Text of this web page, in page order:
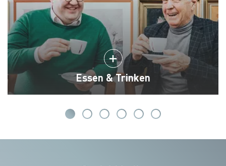
Essen & Trinken